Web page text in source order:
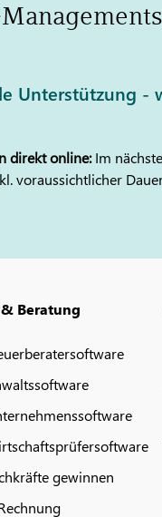
Unterstützung -
direkt online:Im
voraussichtlicher
Beratung
gewinnen